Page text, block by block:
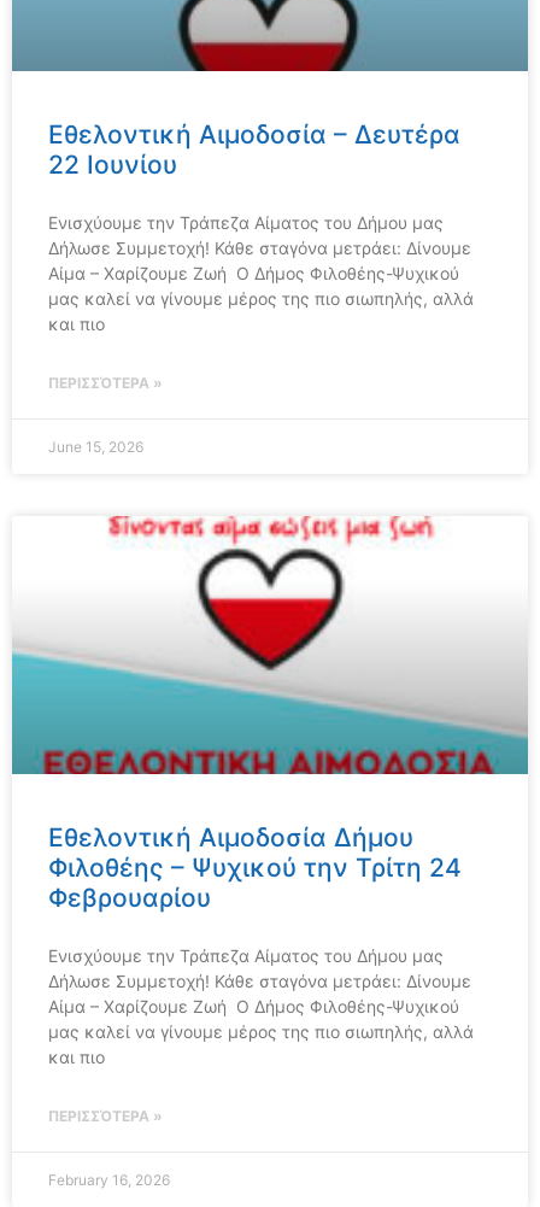
Εθελοντική Αιμοδοσία – Δευτέρα
22 Ιουνίου
Ενισχύουμε την Τράπεζα Αίματος του Δήμου μας
Δήλωσε Συμμετοχή! Κάθε σταγόνα μετράει: Δίνουμε
Αίμα – Χαρίζουμε Ζωή Ο Δήμος Φιλοθέης-Ψυχικού
μας καλεί να γίνουμε μέρος της πιο σιωπηλής, αλλά
και πιο
ΠΕΡΙΣΣΌΤΕΡΑ »
June 15, 2026
Εθελοντική Αιμοδοσία Δήμου
Φιλοθέης – Ψυχικού την Τρίτη 24
Φεβρουαρίου
Ενισχύουμε την Τράπεζα Αίματος του Δήμου μας
Δήλωσε Συμμετοχή! Κάθε σταγόνα μετράει: Δίνουμε
Αίμα – Χαρίζουμε Ζωή Ο Δήμος Φιλοθέης-Ψυχικού
μας καλεί να γίνουμε μέρος της πιο σιωπηλής, αλλά
και πιο
ΠΕΡΙΣΣΌΤΕΡΑ »
February 16, 2026